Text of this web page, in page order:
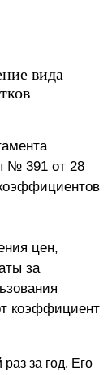
вида
№ 391 от 28
цен,
за
коэффициент
за год. Его